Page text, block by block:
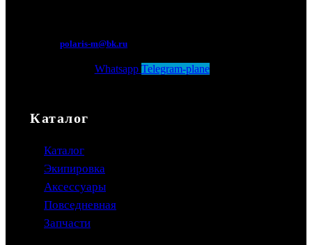
polaris-m@bk.ru
Whatsapp Telegram-plane
Каталог
Каталог
Экипировка
Аксессуары
Повседневная
Запчасти